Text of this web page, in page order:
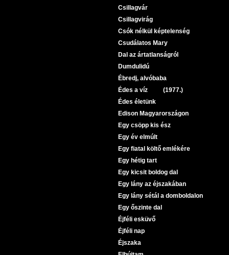
Csillagvár
Csillagvirág
Csók nélkül képtelenség
Csudálatos Mary
Dal az ártatlanságról
Dumdulidú
Ébredj, alvóbaba
Édes a víz (1977.)
Édes életünk
Edison Magyarországon
Egy csöpp kis ész
Egy év elmúlt
Egy fiatal költő emlékére
Egy hétig tart
Egy kicsit boldog dal
Egy lány az éjszakában
Egy lány sétál a domboldalon
Egy őszinte dal
Éjféli esküvő
Éjféli nap
Éjszaka